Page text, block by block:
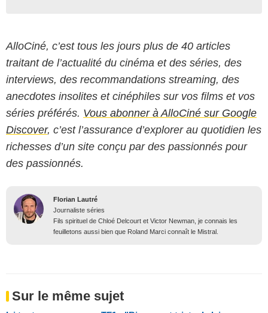
AlloCiné, c’est tous les jours plus de 40 articles
traitant de l’actualité du cinéma et des séries, des
interviews, des recommandations streaming, des
anecdotes insolites et cinéphiles sur vos films et vos
séries préférés. Vous abonner à AlloCiné sur Google
Discover, c’est l’assurance d’explorer au quotidien les
richesses d’un site conçu par des passionnés pour
des passionnés.
Florian Lautré
Journaliste séries
Fils spirituel de Chloé Delcourt et Victor Newman, je connais les
feuilletons aussi bien que Roland Marci connaît le Mistral.
Sur le même sujet